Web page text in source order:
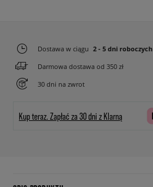
Dostawa w ciągu 2 - 5 dni roboczych
Darmowa dostawa od 350 zł
30 dni na zwrot
Kup teraz. Zapłać za 30 dni z Klarną